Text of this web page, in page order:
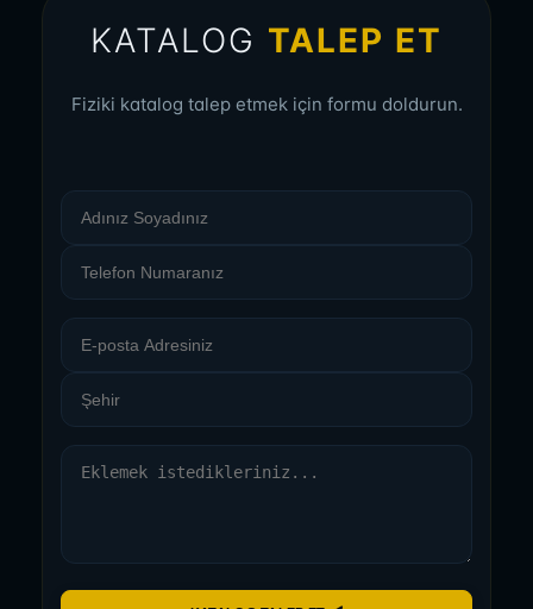
KATALOG TALEP ET
Fiziki katalog talep etmek için formu doldurun.